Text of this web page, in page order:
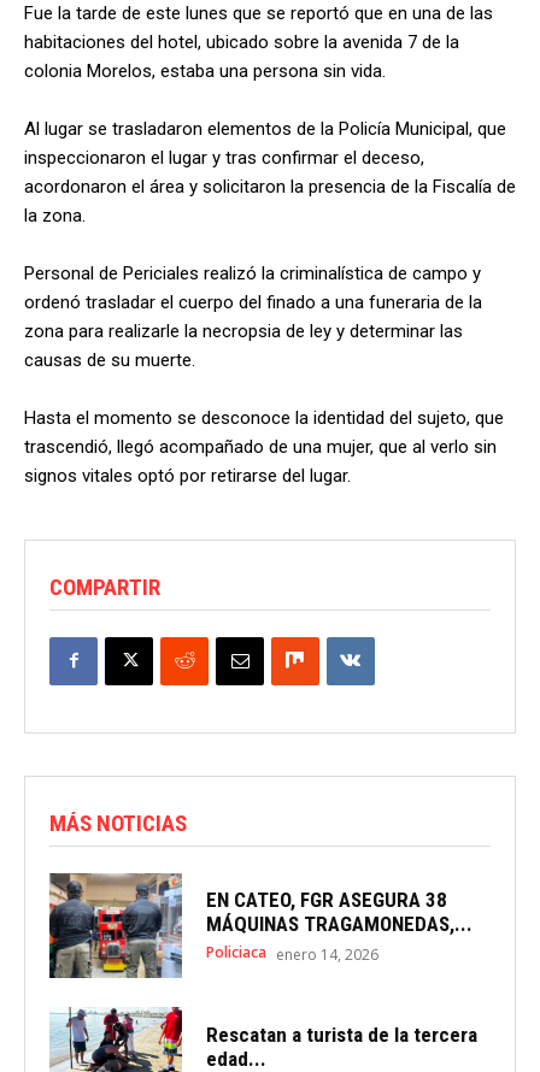
Fue la tarde de este lunes que se reportó que en una de las
habitaciones del hotel, ubicado sobre la avenida 7 de la
colonia Morelos, estaba una persona sin vida.
Al lugar se trasladaron elementos de la Policía Municipal, que
inspeccionaron el lugar y tras confirmar el deceso,
acordonaron el área y solicitaron la presencia de la Fiscalía de
la zona.
Personal de Periciales realizó la criminalística de campo y
ordenó trasladar el cuerpo del finado a una funeraria de la
zona para realizarle la necropsia de ley y determinar las
causas de su muerte.
Hasta el momento se desconoce la identidad del sujeto, que
trascendió, llegó acompañado de una mujer, que al verlo sin
signos vitales optó por retirarse del lugar.
COMPARTIR
MÁS NOTICIAS
EN CATEO, FGR ASEGURA 38
MÁQUINAS TRAGAMONEDAS,...
Policiaca enero 14, 2026
Rescatan a turista de la tercera
edad...